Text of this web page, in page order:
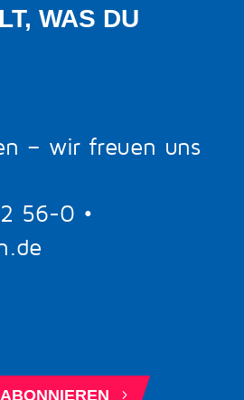
WAS DU
– wir freuen uns
56-0 •
5